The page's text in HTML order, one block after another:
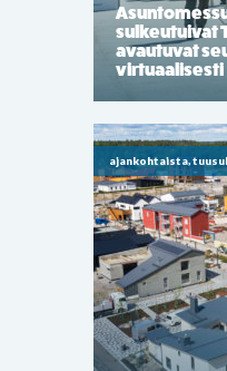
sulkeutuivat
avautuvat
virtuaalisesti
ajankohtaista,